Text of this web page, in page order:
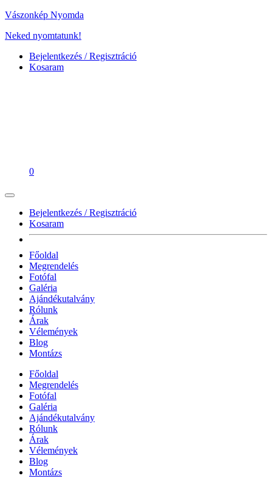
Vászonkép Nyomda
Neked nyomtatunk!
Bejelentkezés / Regisztráció
Kosaram
0
Bejelentkezés / Regisztráció
Kosaram
Főoldal
Megrendelés
Fotófal
Galéria
Ajándékutalvány
Rólunk
Árak
Vélemények
Blog
Montázs
Főoldal
Megrendelés
Fotófal
Galéria
Ajándékutalvány
Rólunk
Árak
Vélemények
Blog
Montázs